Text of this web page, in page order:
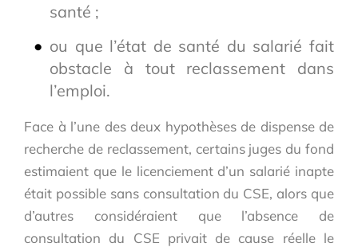
santé ;
ou que l’état de santé du salarié fait
obstacle à tout reclassement dans
l’emploi.
Face à l’une des deux hypothèses de dispense de
recherche de reclassement, certains juges du fond
estimaient que le licenciement d’un salarié inapte
était possible sans consultation du CSE, alors que
d’autres considéraient que l’absence de
consultation du CSE privait de cause réelle le